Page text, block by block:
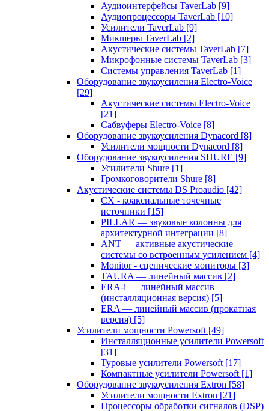
Аудиоинтерфейсы TaverLab [9]
Аудиопроцессоры TaverLab [10]
Усилители TaverLab [9]
Микшеры TaverLab [2]
Акустические системы TaverLab [7]
Микрофонные системы TaverLab [3]
Системы управления TaverLab [1]
Оборудование звукоусиления Electro-Voice
[29]
Акустические системы Electro-Voice
[21]
Сабвуферы Electro-Voice [8]
Оборудование звукоусиления Dynacord [8]
Усилители мощности Dynacord [8]
Оборудование звукоусиления SHURE [9]
Усилители Shure [1]
Громкоговорители Shure [8]
Акустические системы DS Proaudio [42]
CX - коаксиальные точечные
источники [15]
PILLAR — звуковые колонны для
архитектурной интеграции [8]
ANT — активные акустические
системы со встроенным усилением [4]
Monitor - сценические мониторы [3]
TAURA — линейный массив [2]
ERA-i — линейный массив
(инсталляционная версия) [5]
ERA — линейный массив (прокатная
версия) [5]
Усилители мощности Powersoft [49]
Инсталляционные усилители Powersoft
[31]
Туровые усилители Powersoft [17]
Компактные усилители Powersoft [1]
Оборудование звукоусиления Extron [58]
Усилители мощности Extron [21]
Процессоры обработки сигналов (DSP)